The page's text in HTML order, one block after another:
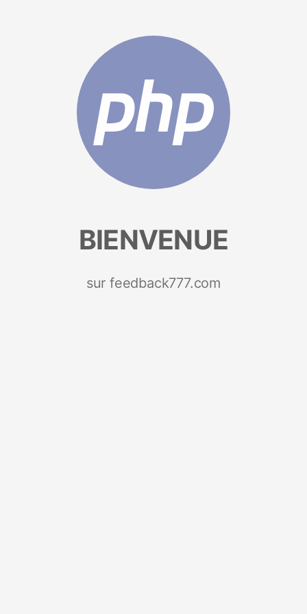
BIENVENUE
sur feedback777.com